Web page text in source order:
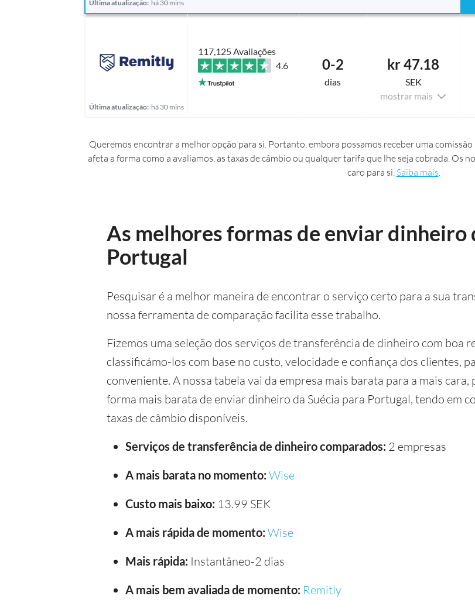
Última atualização: há 30 mins
Última atualização: há 30 mins
117,125 Avaliações
4.6
0-2
dias
kr 47.18
SEK
mostrar mais
Queremos encontrar a melhor opção para si. Portanto, embora possamos receber uma
afeta a forma como a avaliamos, as taxas de câmbio ou qualquer tarifa que lhe seja cobrada. Os
caro para si. Saiba mais
As melhores formas de enviar dinheiro
Portugal
Pesquisar é a melhor maneira de encontrar o serviço certo para a sua
nossa ferramenta de comparação facilita esse trabalho.
Fizemos uma seleção dos serviços de transferência de dinheiro com boa
classificámo-los com base no custo, velocidade e confiança dos clientes,
conveniente. A nossa tabela vai da empresa mais barata para a mais
forma mais barata de enviar dinheiro da Suécia para Portugal, tendo em
taxas de câmbio disponíveis.
Serviços de transferência de dinheiro comparados: 2 empresas
A mais barata no momento: Wise
Custo mais baixo: 13.99 SEK
A mais rápida de momento: Wise
Mais rápida: Instantâneo-2 dias
A mais bem avaliada de momento: Remitly